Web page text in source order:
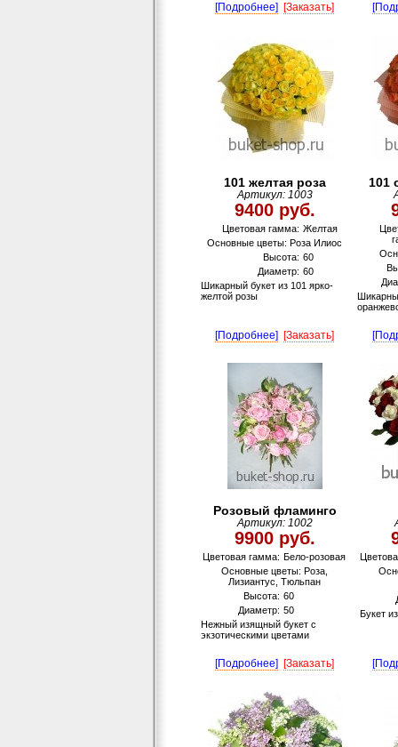
[Подробнее] [Заказать]
101 желтая роза
Артикул: 1003
9400 руб.
Цветовая гамма: Желтая
Основные цветы: Роза Илиос
Высота: 60
Диаметр: 60
Шикарный букет из 101 ярко-
желтой розы
101
[Подробнее] [Заказать]
Розовый фламинго
Артикул: 1002
9900 руб.
Цветовая гамма: Бело-розовая
Основные цветы: Роза,
Лизиантус, Тюльпан
Высота: 60
Диаметр: 50
Нежный изящный букет с
экзотическими цветами
Букет
[Подробнее] [Заказать]